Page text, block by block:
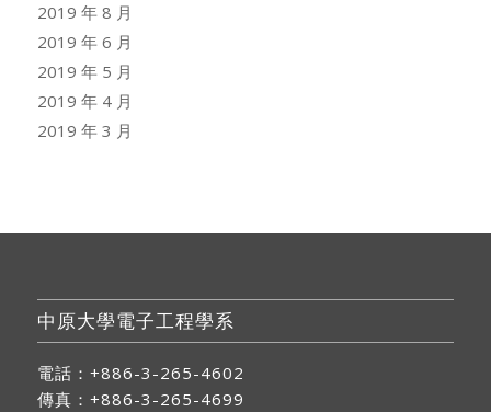
2019 年 8 月
2019 年 6 月
2019 年 5 月
2019 年 4 月
2019 年 3 月
中原大學電子工程學系
電話：+886-3-265-4602
傳真：+886-3-265-4699